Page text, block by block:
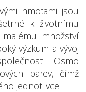
hmotami jsou
k životnímu
množství
výzkum a vývoj
Osmo
barev, čímž
jednotlivce.